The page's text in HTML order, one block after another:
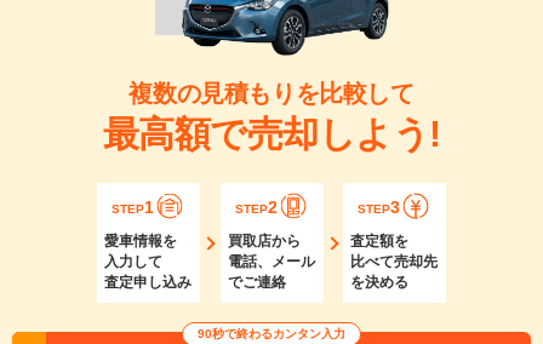
複数の見積もりを比較して
最高額で売却しよう!
STEP1
愛車情報を
入力して
査定申し込み
STEP2
買取店から
電話、メール
でご連絡
STEP3
査定額を
比べて売却先
を決める
90秒で終わるカンタン入力